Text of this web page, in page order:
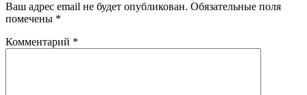
Ваш адрес email не будет опубликован. Обязательные поля
помечены *
Комментарий *